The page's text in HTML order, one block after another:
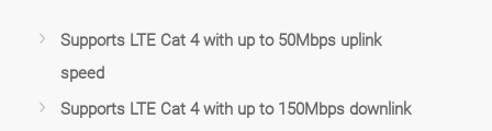
Supports LTE Cat 4 with up to 50Mbps uplink
speed
Supports LTE Cat 4 with up to 150Mbps downlink